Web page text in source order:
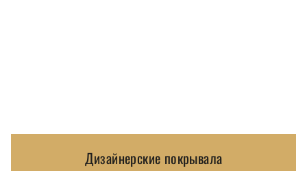
Дизайнерские покрывала